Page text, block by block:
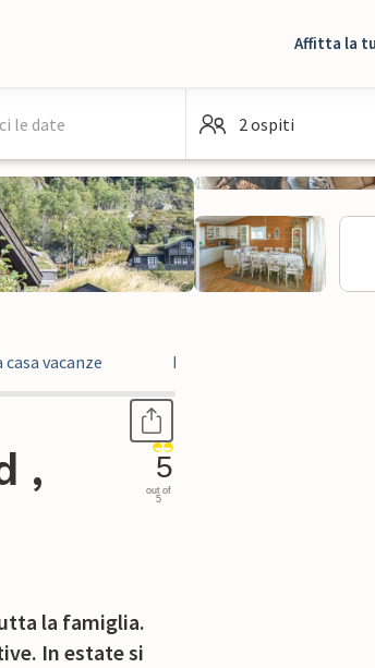
Affitta la
le date 2 ospiti
vacanze Recensioni
,
5
out of
5
la famiglia.
In estate si